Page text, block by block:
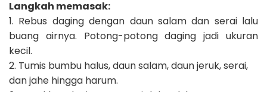
Langkah memasak:
1. Rebus daging dengan daun salam dan serai lalu
buang airnya. Potong-potong daging jadi ukuran
kecil.
2. Tumis bumbu halus, daun salam, daun jeruk, serai,
dan jahe hingga harum.